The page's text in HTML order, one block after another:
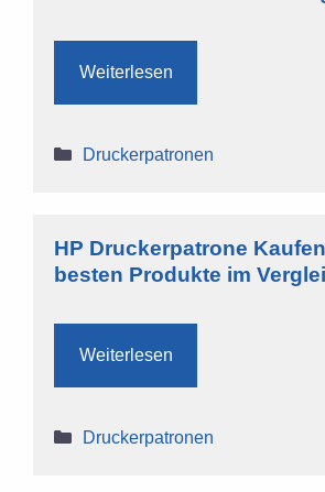
Weiterlesen
Kategorien
Druckerpatronen
HP Druckerpatrone
besten Produkte im
Weiterlesen
Kategorien
Druckerpatronen